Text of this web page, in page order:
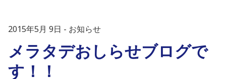
2015年5月 9日 お知らせ
メラタデおしらせブログで
す！！